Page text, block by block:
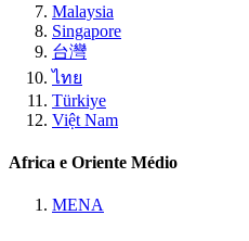
Malaysia
Singapore
台灣
ไทย
Türkiye
Việt Nam
Africa e Oriente Médio
MENA